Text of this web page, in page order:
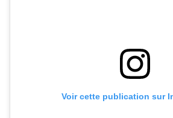
Voir cette publication sur